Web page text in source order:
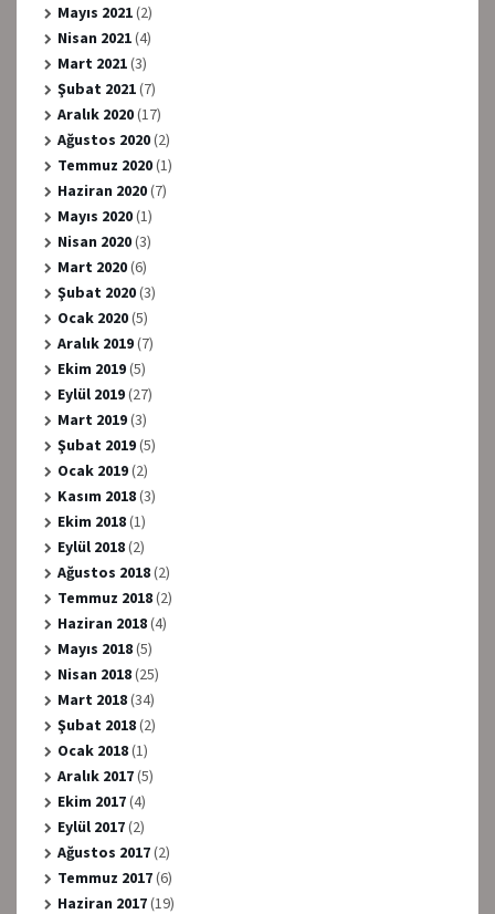
Mayıs 2021(2)
Nisan 2021(4)
Mart 2021(3)
Şubat 2021(7)
Aralık 2020(17)
Ağustos 2020(2)
Temmuz 2020(1)
Haziran 2020(7)
Mayıs 2020(1)
Nisan 2020(3)
Mart 2020(6)
Şubat 2020(3)
Ocak 2020(5)
Aralık 2019(7)
Ekim 2019(5)
Eylül 2019(27)
Mart 2019(3)
Şubat 2019(5)
Ocak 2019(2)
Kasım 2018(3)
Ekim 2018(1)
Eylül 2018(2)
Ağustos 2018(2)
Temmuz 2018(2)
Haziran 2018(4)
Mayıs 2018(5)
Nisan 2018(25)
Mart 2018(34)
Şubat 2018(2)
Ocak 2018(1)
Aralık 2017(5)
Ekim 2017(4)
Eylül 2017(2)
Ağustos 2017(2)
Temmuz 2017(6)
Haziran 2017(19)